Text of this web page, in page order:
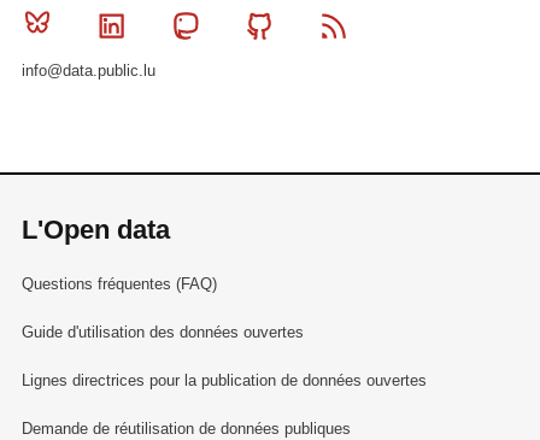
Bluesky Linkedin MastodonGithub
info@data.public.lu
L'Open data
Questions fréquentes (FAQ)
Guide d'utilisation des données ouvertes
Lignes directrices pour la publication de données ouvertes
Demande de réutilisation de données publiques